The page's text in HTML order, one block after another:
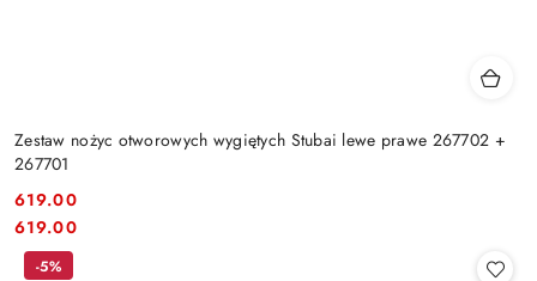
Zestaw nożyc otworowych wygiętych Stubai lewe prawe 267702 +
267701
Cena:
619.00
Cena:
619.00
-5%